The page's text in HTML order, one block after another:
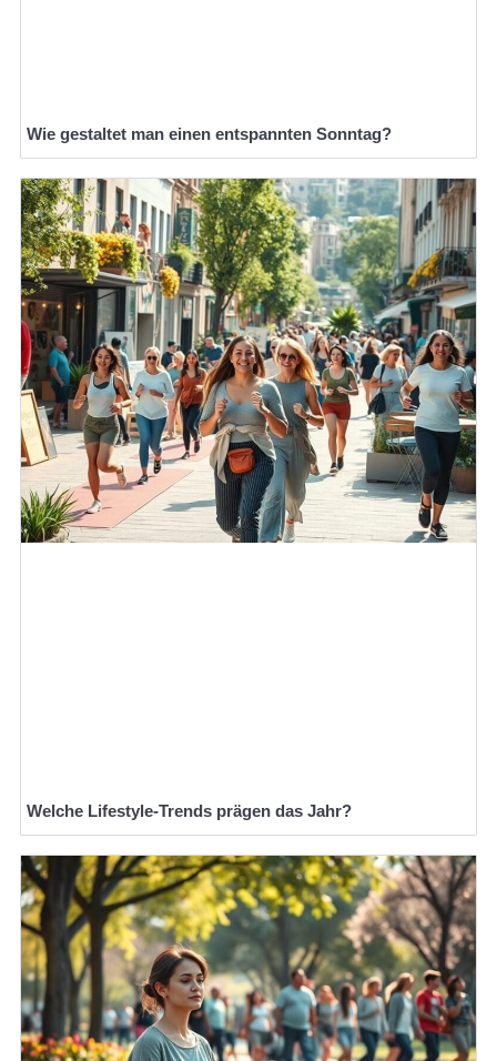
Wie gestaltet man einen entspannten Sonntag?
Welche Lifestyle-Trends prägen das Jahr?